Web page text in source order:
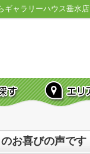
ギャラリーハウス垂水店
お喜びの声です